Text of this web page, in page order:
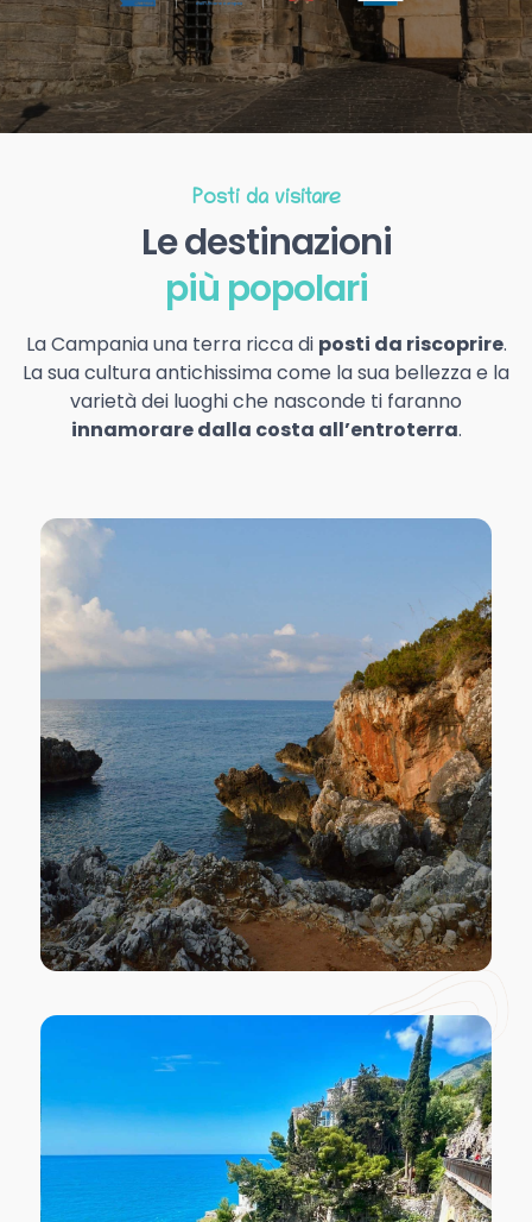
Posti da visitare
Le destinazioni
più popolari
La Campania una terra ricca di posti da riscoprire.
La sua cultura antichissima come la sua bellezza e la
varietà dei luoghi che nasconde ti faranno
innamorare dalla costa all’entroterra.